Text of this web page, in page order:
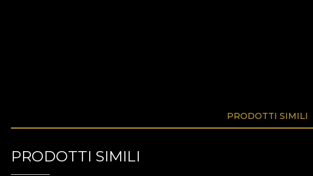
PRODOTTI SIMILI
PRODOTTI SIMILI